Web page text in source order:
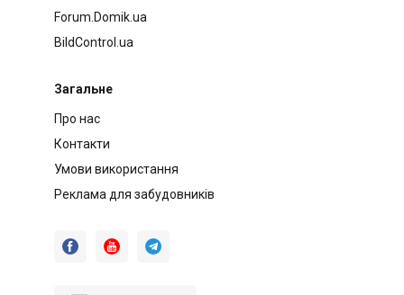
Forum.Domik.ua
BildControl.ua
Загальне
Про нас
Контакти
Умови використання
Реклама для забудовників
  